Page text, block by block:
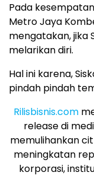
Pada
Metro Jaya
mengatakan, jika
melarikan diri.
Hal ini karena,
pindah pindah
Rilisbisnis.com
release di
memulihankan
meningkatan
korporasi,